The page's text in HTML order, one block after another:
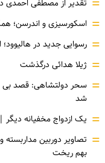
= تقدیر از مصطفی احمدی
= اسکورسیزی و اندرسن؛
= رسوایی جدید در
= ژیلا هدائی درگذشت
= سحر دولتشاهی: قصد بی
شد
= یک ازدواج مخفیانه
= تصاویر دوربین مداربسته
بهم ریخت